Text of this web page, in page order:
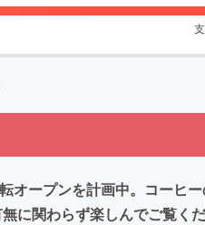
オープンを計画中。コーヒ
に関わらず楽しんでご覧く